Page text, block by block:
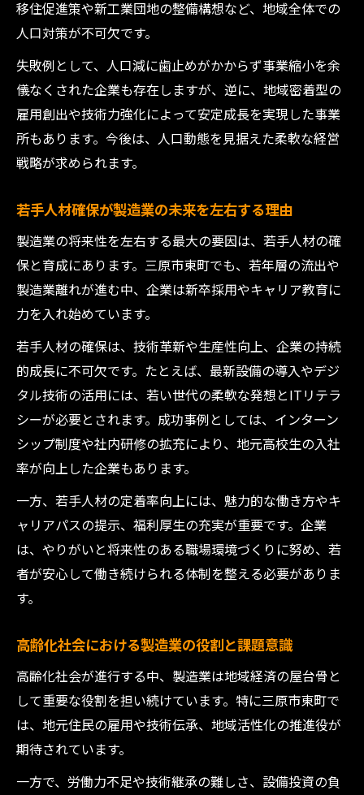
移住促進策や新工業団地の整備構想など、地域全体での
人口対策が不可欠です。
失敗例として、人口減に歯止めがかからず事業縮小を余
儀なくされた企業も存在しますが、逆に、地域密着型の
雇用創出や技術力強化によって安定成長を実現した事業
所もあります。今後は、人口動態を見据えた柔軟な経営
戦略が求められます。
若手人材確保が製造業の未来を左右する理由
製造業の将来性を左右する最大の要因は、若手人材の確
保と育成にあります。三原市東町でも、若年層の流出や
製造業離れが進む中、企業は新卒採用やキャリア教育に
力を入れ始めています。
若手人材の確保は、技術革新や生産性向上、企業の持続
的成長に不可欠です。たとえば、最新設備の導入やデジ
タル技術の活用には、若い世代の柔軟な発想とITリテラ
シーが必要とされます。成功事例としては、インターン
シップ制度や社内研修の拡充により、地元高校生の入社
率が向上した企業もあります。
一方、若手人材の定着率向上には、魅力的な働き方やキ
ャリアパスの提示、福利厚生の充実が重要です。企業
は、やりがいと将来性のある職場環境づくりに努め、若
者が安心して働き続けられる体制を整える必要がありま
す。
高齢化社会における製造業の役割と課題意識
高齢化社会が進行する中、製造業は地域経済の屋台骨と
して重要な役割を担い続けています。特に三原市東町で
は、地元住民の雇用や技術伝承、地域活性化の推進役が
期待されています。
一方で、労働力不足や技術継承の難しさ、設備投資の負